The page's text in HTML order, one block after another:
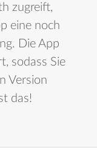
zugreift,
eine noch
Die App
sodass Sie
Version
das!